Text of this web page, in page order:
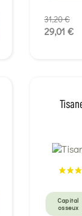
31,20 €
29,01 €
Capital
osseux